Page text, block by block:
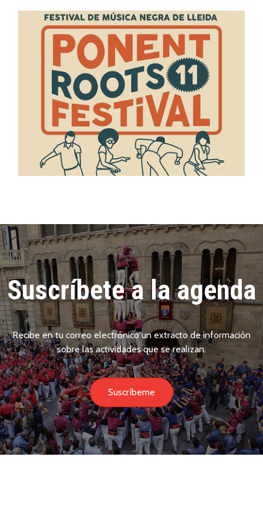
Suscríbete a la agenda
Recibe en tu correo electrónico un extracto de información
sobre las actividades que se realizan.
Suscríbeme